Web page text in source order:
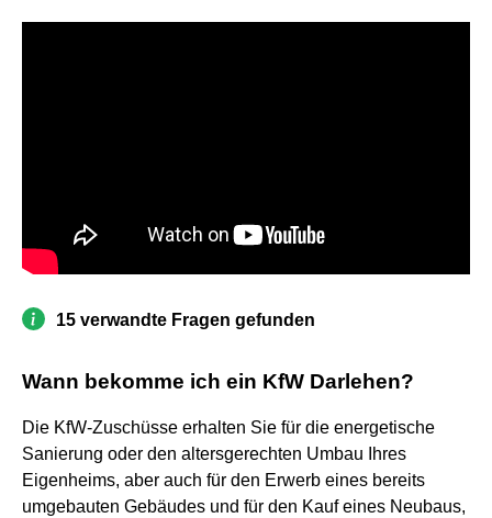
15 verwandte Fragen gefunden
Wann bekomme ich ein KfW Darlehen?
Die KfW-Zuschüsse erhalten Sie für die energetische
Sanierung oder den altersgerechten Umbau Ihres
Eigenheims, aber auch für den Erwerb eines bereits
umgebauten Gebäudes und für den Kauf eines Neubaus,